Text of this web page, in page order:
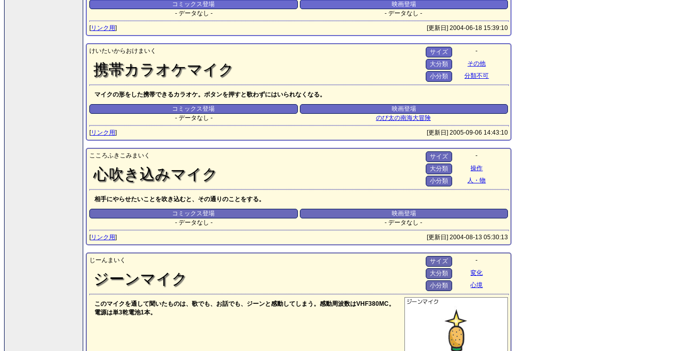
コミックス登場
- データなし -
映画登場
- データなし -
[リンク用] [更新日] 2004-06-18 15:39:10
けいたいからおけまいく
携帯カラオケマイク
サイズ
-
大分類
その他
小分類
分類不可
マイクの形をした携帯できるカラオケ。ボタンを押すと歌わずにはいられなくなる。
コミックス登場
- データなし -
映画登場
のび太の南海大冒険
[リンク用] [更新日] 2005-09-06 14:43:10
こころふきこみまいく
心吹き込みマイク
サイズ
-
大分類
操作
小分類
人・物
相手にやらせたいことを吹き込むと、その通りのことをする。
コミックス登場
- データなし -
映画登場
- データなし -
[リンク用] [更新日] 2004-08-13 05:30:13
じーんまいく
ジーンマイク
サイズ
-
大分類
変化
小分類
心境
このマイクを通して聞いたものは、歌でも、お話でも、ジーンと感動してしまう。感動周波数はVHF380MC。
電源は単3乾電池1本。